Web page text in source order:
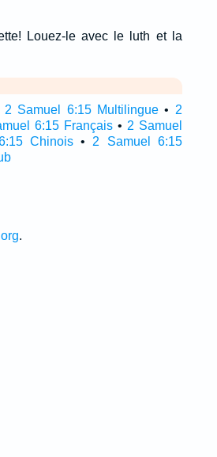
Louez-le avec le luth et la
2 Samuel 6:15 Multilingue • 2
6:15 Français• 2 Samuel
Chinois• 2 Samuel 6:15
.